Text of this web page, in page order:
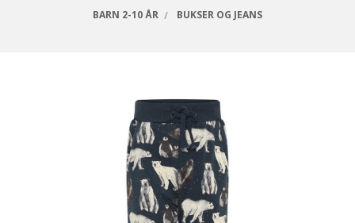
BARN 2-10 ÅR BUKSER OG JEANS